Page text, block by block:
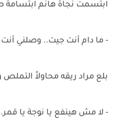
ابتسمت نجاة هانم
- ما دام أنت جيت.. وصلني
بلع مراد ريقه محاولاً
- لا مش هينفع يا نوجة يا